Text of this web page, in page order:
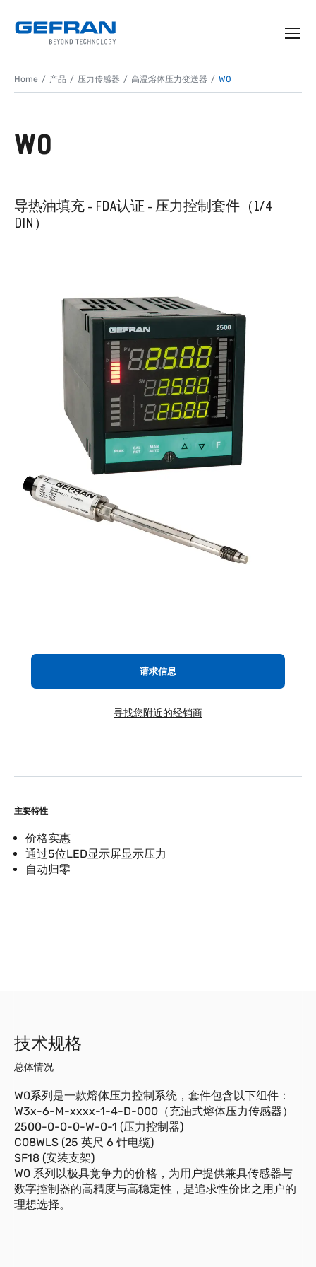
Home 产品 压力传感器 高温熔体压力变送器 W0
W0
导热油填充 - FDA认证 - 压力控制套件（1/4
DIN）
主要特性
价格实惠
通过5位LED显示屏显示压力
自动归零
请求信息
寻找您附近的经销商
技术规格
总体情况
W0系列是一款熔体压力控制系统，套件包含以下组件：
W3x-6-M-xxxx-1-4-D-000（充油式熔体压力传感器）
2500-0-0-0-W-0-1 (压力控制器)
C08WLS (25 英尺 6 针电缆)
SF18 (安装支架)
W0 系列以极具竞争力的价格，为用户提供兼具传感器与
数字控制器的高精度与高稳定性，是追求性价比之用户的
理想选择。